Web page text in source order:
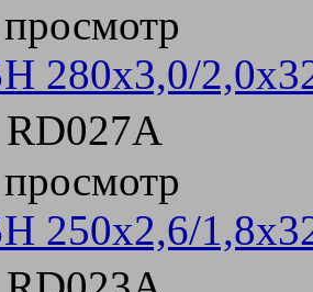
280х3,0/
250х2,6/